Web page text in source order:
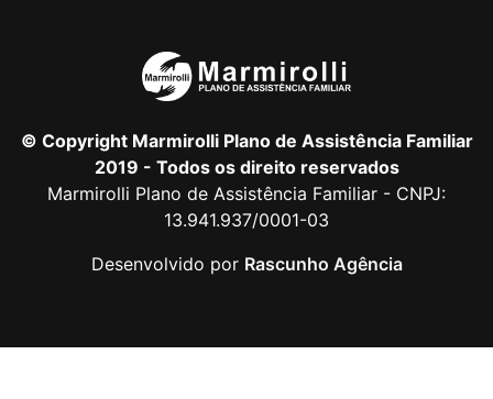
© Copyright Marmirolli Plano de Assistência Familiar
2019 - Todos os direito reservados
Marmirolli Plano de Assistência Familiar - CNPJ:
13.941.937/0001-03
Desenvolvido por Rascunho Agência